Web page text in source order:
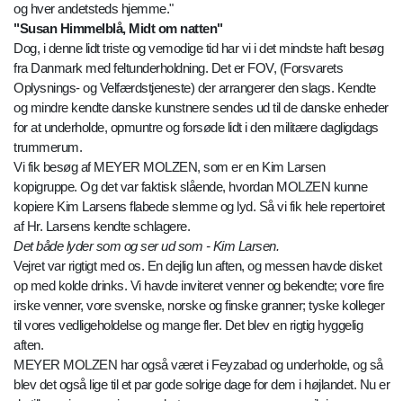
og hver andetsteds hjemme."
"Susan Himmelblå, Midt om natten"
Dog, i denne lidt triste og vemodige tid har vi i det mindste haft besøg
fra Danmark med feltunderholdning. Det er FOV, (Forsvarets
Oplysnings- og Velfærdstjeneste) der arrangerer den slags. Kendte
og mindre kendte danske kunstnere sendes ud til de danske enheder
for at underholde, opmuntre og forsøde lidt i den militære dagligdags
trummerum.
Vi fik besøg af MEYER MOLZEN, som er en Kim Larsen
kopigruppe. Og det var faktisk slående, hvordan MOLZEN kunne
kopiere Kim Larsens flabede slemme og lyd. Så vi fik hele repertoiret
af Hr. Larsens kendte schlagere.
Det både lyder som og ser ud som - Kim Larsen.
Vejret var rigtigt med os. En dejlig lun aften, og messen havde disket
op med kolde drinks. Vi havde inviteret venner og bekendte; vore fire
irske venner, vore svenske, norske og finske granner; tyske kolleger
til vores vedligeholdelse og mange fler. Det blev en rigtig hyggelig
aften.
MEYER MOLZEN har også været i Feyzabad og underholde, og så
blev det også lige til et par gode solrige dage for dem i højlandet. Nu er